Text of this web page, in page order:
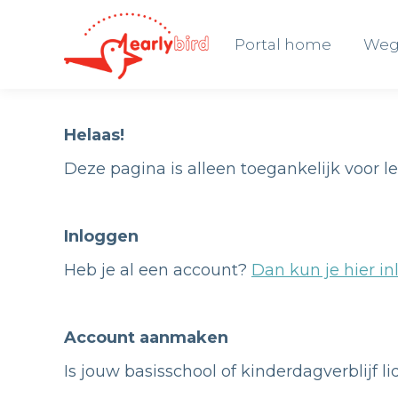
Portal home
Helaas!
Deze pagina is alleen toegankelijk voor
Inloggen
Heb je al een account? Dan kun je hier
Account aanmaken
Is jouw basisschool of kinderdagverblijf
Portal home